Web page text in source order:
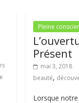
Pleine
Présent
mai 3, 2018
beauté,
Lorsque